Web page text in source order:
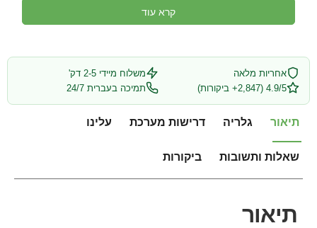
קרא עוד
אחריות מלאה
משלוח מיידי 2-5 דק'
4.9/5 (2,847+ ביקורות)
תמיכה בעברית 24/7
תיאור גלריה דרישות מערכת עלינו
שאלות ותשובות ביקורות
תיאור